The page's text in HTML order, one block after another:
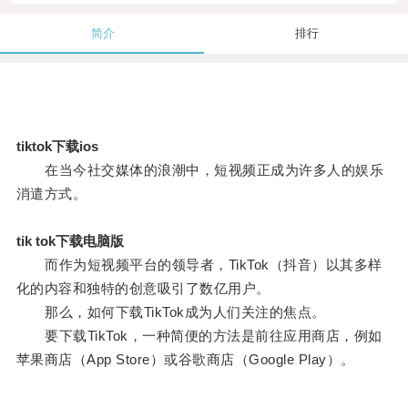
简介 排行
tiktok下载ios
在当今社交媒体的浪潮中，短视频正成为许多人的娱乐
消遣方式。
tik tok下载电脑版
而作为短视频平台的领导者，TikTok（抖音）以其多样
化的内容和独特的创意吸引了数亿用户。
那么，如何下载TikTok成为人们关注的焦点。
要下载TikTok，一种简便的方法是前往应用商店，例如
苹果商店（App Store）或谷歌商店（Google Play）。